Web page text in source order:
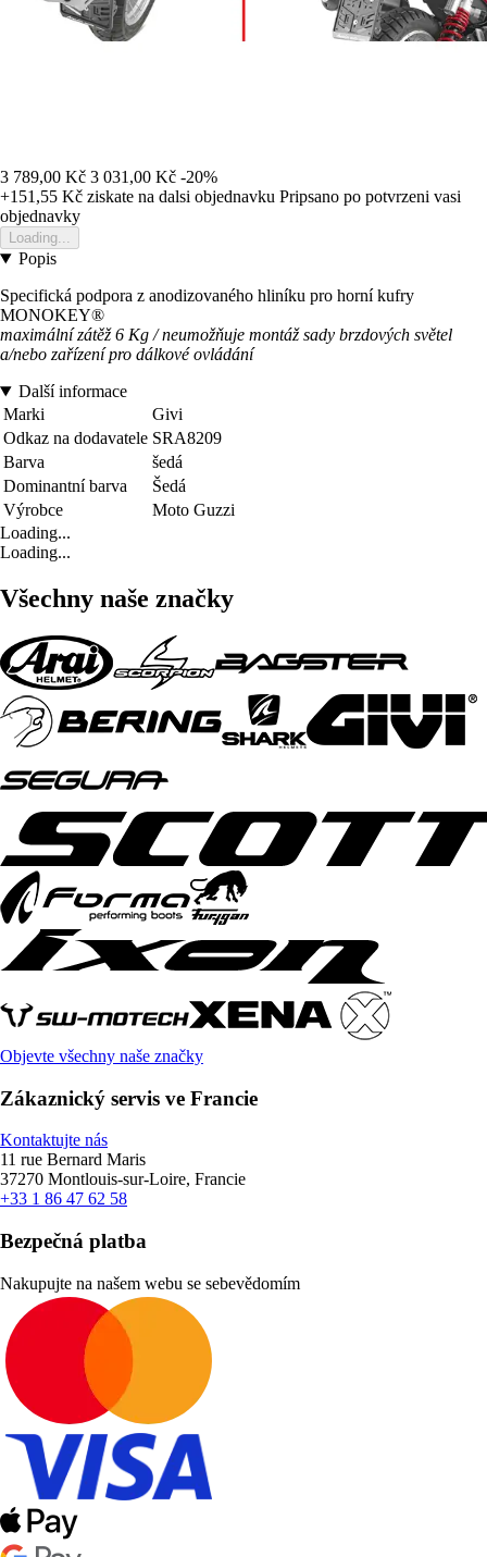
3 789,00 Kč 3 031,00 Kč -20%
+151,55 Kč ziskate na dalsi objednavku Pripsano po potvrzeni vasi
objednavky
Loading...
Popis
Specifická podpora z anodizovaného hliníku pro horní kufry
MONOKEY®
maximální zátěž 6 Kg / neumožňuje montáž sady brzdových světel
a/nebo zařízení pro dálkové ovládání
Další informace
Marki
Givi
Odkaz na dodavatele SRA8209
Barva
šedá
Dominantní barva
Šedá
Výrobce
Moto Guzzi
Loading...
Loading...
Všechny naše značky
Objevte všechny naše značky
Zákaznický servis ve Francie
Kontaktujte nás
11 rue Bernard Maris
37270 Montlouis-sur-Loire, Francie
+33 1 86 47 62 58
Bezpečná platba
Nakupujte na našem webu se sebevědomím